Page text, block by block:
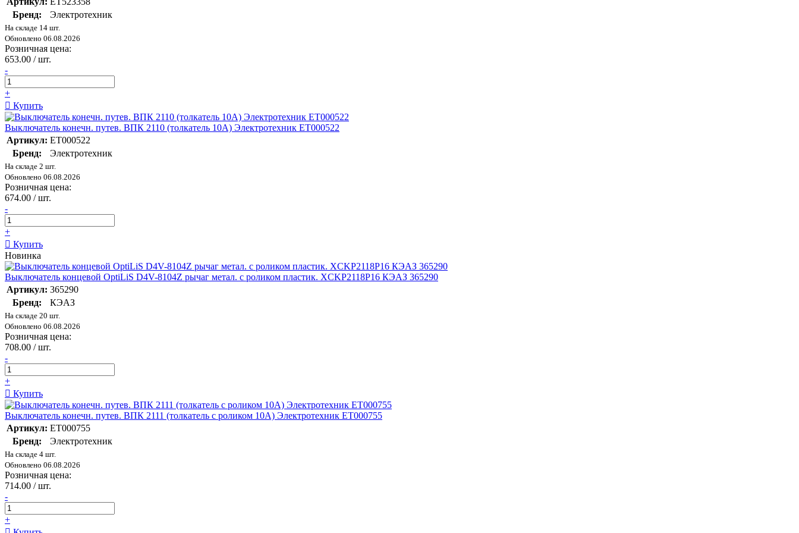
Бренд:
Электротехник
На складе 14 шт.
Обновлено 06.08.2026
Розничная цена:
653.00 / шт.
-
+
Купить
Выключатель конечн. путев. ВПК 2110 (толкатель 10A) Электротехник ET000522
Артикул: ET000522
Бренд:
Электротехник
На складе 2 шт.
Обновлено 06.08.2026
Розничная цена:
674.00 / шт.
-
+
Купить
Новинка
Выключатель концевой OptiLiS D4V-8104Z рычаг метал. с роликом пластик. XCKP2118P16 КЭАЗ 365290
Артикул: 365290
Бренд:
КЭАЗ
На складе 20 шт.
Обновлено 06.08.2026
Розничная цена:
708.00 / шт.
-
+
Купить
Выключатель конечн. путев. ВПК 2111 (толкатель с роликом 10A) Электротехник ET000755
Артикул: ET000755
Бренд:
Электротехник
На складе 4 шт.
Обновлено 06.08.2026
Розничная цена:
714.00 / шт.
-
+